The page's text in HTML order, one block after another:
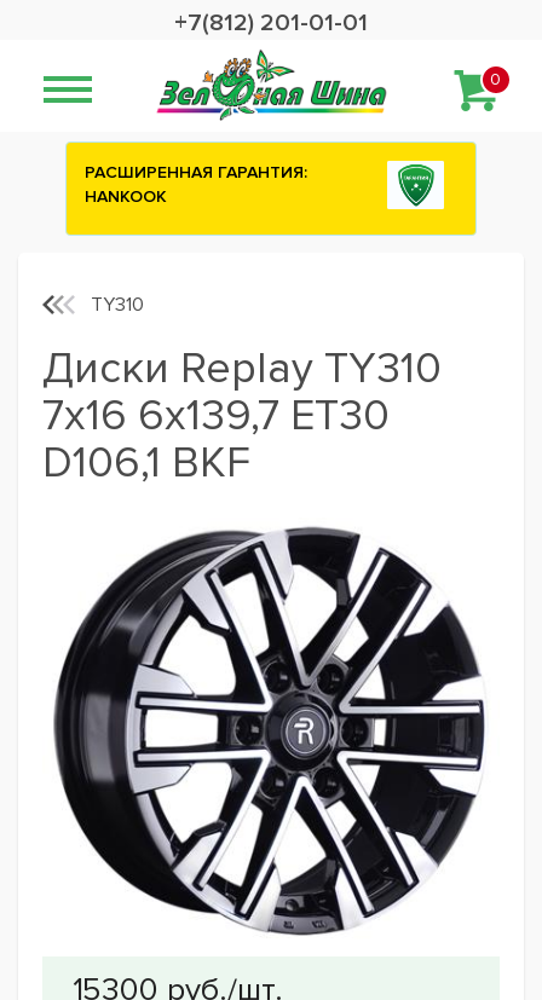
+7(812) 201-01-01
0
Сashback 2500 рублей на зимние
TY310
Диски Replay TY310
7x16 6x139,7 ET30
D106,1 BKF